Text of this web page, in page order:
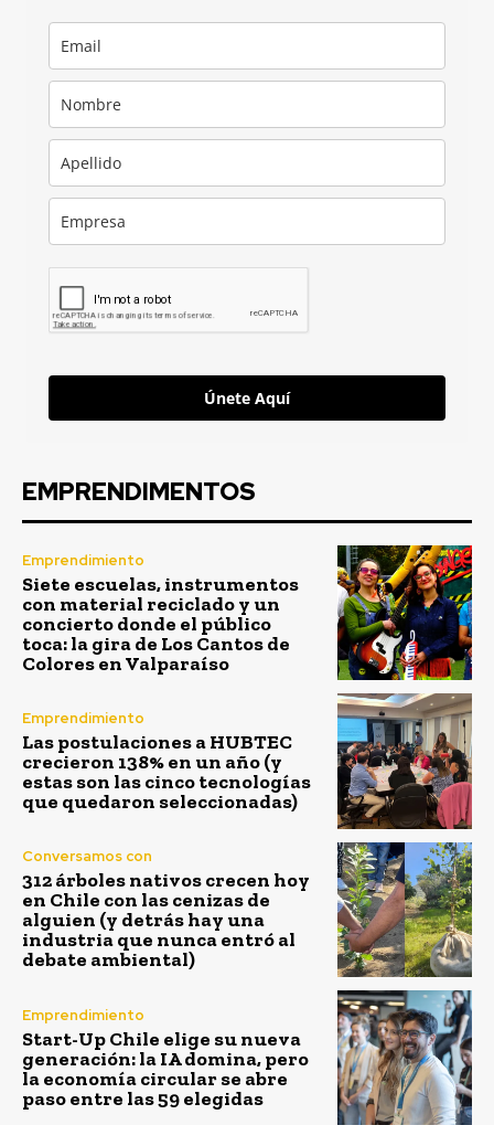
Únete Aquí
EMPRENDIMENTOS
Emprendimiento
Siete escuelas, instrumentos
con material reciclado y un
concierto donde el público
toca: la gira de Los Cantos de
Colores en Valparaíso
Emprendimiento
Las postulaciones a HUBTEC
crecieron 138% en un año (y
estas son las cinco tecnologías
que quedaron seleccionadas)
Conversamos con
312 árboles nativos crecen hoy
en Chile con las cenizas de
alguien (y detrás hay una
industria que nunca entró al
debate ambiental)
Emprendimiento
Start-Up Chile elige su nueva
generación: la IA domina, pero
la economía circular se abre
paso entre las 59 elegidas